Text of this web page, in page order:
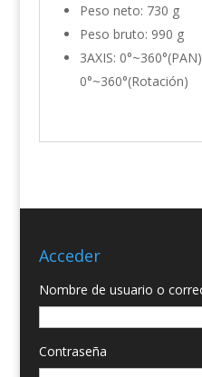
Peso neto: 730 g
Peso bruto: 990 g
3AXIS:
0°~360°(Rotación)
Acceder
Nombre de usuario o
Contraseña